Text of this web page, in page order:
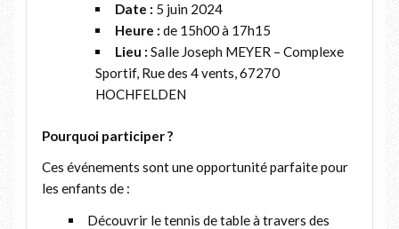
Date : 5 juin 2024
Heure : de 15h00 à 17h15
Lieu : Salle Joseph MEYER – Complexe
Sportif, Rue des 4 vents, 67270
HOCHFELDEN
Pourquoi participer ?
Ces événements sont une opportunité parfaite pour
les enfants de :
Découvrir le tennis de table à travers des